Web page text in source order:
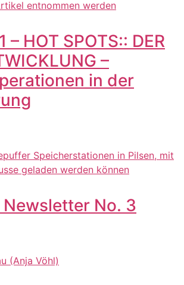
HOT SPOTS:: DER
–
in der
No. 3